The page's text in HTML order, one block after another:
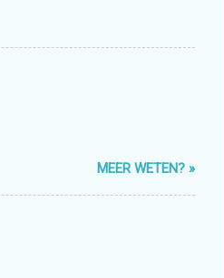
MEER WETEN? »